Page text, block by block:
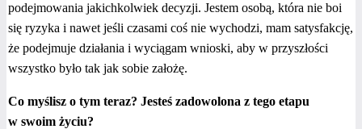
podejmowania jakichkolwiek decyzji. Jestem osobą, która nie boi
się ryzyka i nawet jeśli czasami coś nie wychodzi, mam satysfakcję,
że podejmuje działania i wyciągam wnioski, aby w przyszłości
wszystko było tak jak sobie założę.
Co myślisz o tym teraz? Jesteś zadowolona z tego etapu
w swoim życiu?